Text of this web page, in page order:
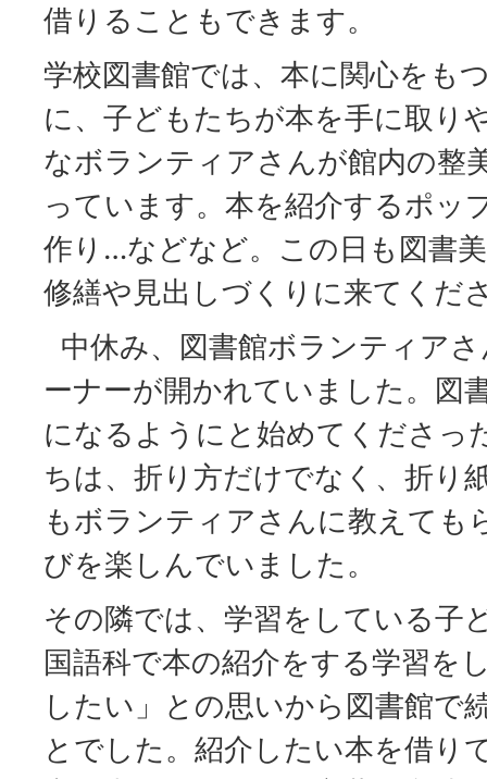
借りることもできます。
学校図書館では、本に関心をも
に、子どもたちが本を手に取り
なボランティアさんが館内の整
っています。本を紹介するポッ
作り…などなど。この日も図書
修繕や見出しづくりに来てくだ
中休み、図書館ボランティア
ーナーが開かれていました。図
になるようにと始めてくださっ
ちは、折り方だけでなく、折り
もボランティアさんに教えても
びを楽しんでいました。
その隣では、学習をしている子
国語科で本の紹介をする学習を
したい」との思いから図書館で
とでした。紹介したい本を借り